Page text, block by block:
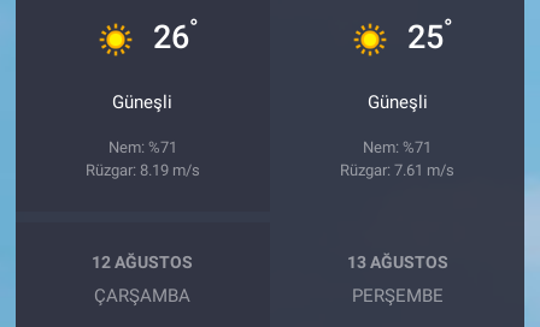
26°
Güneşli
Nem: %71
Rüzgar: 8.19 m/s
25°
Güneşli
Nem: %71
Rüzgar: 7.61 m/s
12 AĞUSTOS
ÇARŞAMBA
13 AĞUSTOS
PERŞEMBE